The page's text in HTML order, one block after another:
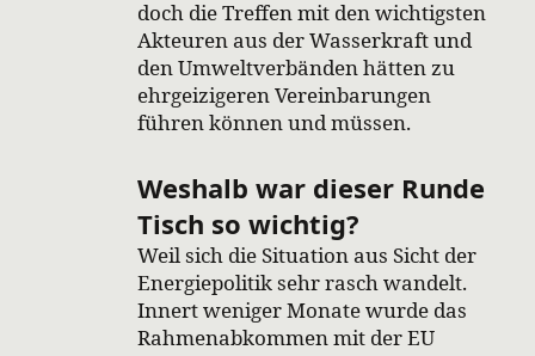
doch die Treffen mit den wichtigsten
Akteuren aus der Wasserkraft und
den Umweltverbänden hätten zu
ehrgeizigeren Vereinbarungen
führen können und müssen.
Weshalb war dieser Runde
Tisch so wichtig?
Weil sich die Situation aus Sicht der
Energiepolitik sehr rasch wandelt.
Innert weniger Monate wurde das
Rahmenabkommen mit der EU